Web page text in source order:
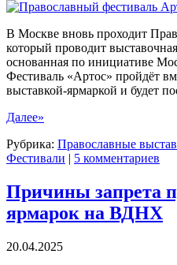
В Москве вновь проходит
который проводит
основанная по инициативе
Фестиваль «Артос» пройдёт
выставкой-ярмаркой и будет
Далее»
Рубрика: Православные
Фестивали | 5 комментариев
Причины запрета
ярмарок на ВДНХ
20.04.2025